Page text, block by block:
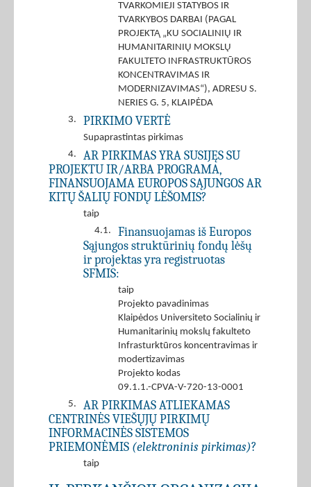
TVARKOMIEJI STATYBOS IR
TVARKYBOS DARBAI (PAGAL
PROJEKTĄ „KU SOCIALINIŲ IR
HUMANITARINIŲ MOKSLŲ
FAKULTETO INFRASTRUKTŪROS
KONCENTRAVIMAS IR
MODERNIZAVIMAS“), ADRESU S.
NERIES G. 5, KLAIPĖDA
3.
PIRKIMO VERTĖ
Supaprastintas pirkimas
4.
AR PIRKIMAS YRA SUSIJĘS SU
PROJEKTU IR/ARBA PROGRAMA,
FINANSUOJAMA EUROPOS SĄJUNGOS AR
KITŲ ŠALIŲ FONDŲ LĖŠOMIS?
taip
4.1.
Finansuojamas iš Europos
Sąjungos struktūrinių fondų lėšų
ir projektas yra registruotas
SFMIS:
taip
Projekto pavadinimas
Klaipėdos Universiteto Socialinių ir
Humanitarinių mokslų fakulteto
Infrasturktūros koncentravimas ir
modertizavimas
Projekto kodas
09.1.1.-CPVA-V-720-13-0001
5.
AR PIRKIMAS ATLIEKAMAS
CENTRINĖS VIEŠŲJŲ PIRKIMŲ
INFORMACINĖS SISTEMOS
PRIEMONĖMIS (elektroninis pirkimas)?
taip